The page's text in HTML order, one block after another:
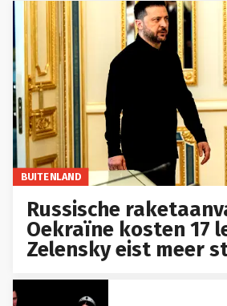
BUITENLAND
Russische
Oekraïne kosten 17
Zelensky eist meer